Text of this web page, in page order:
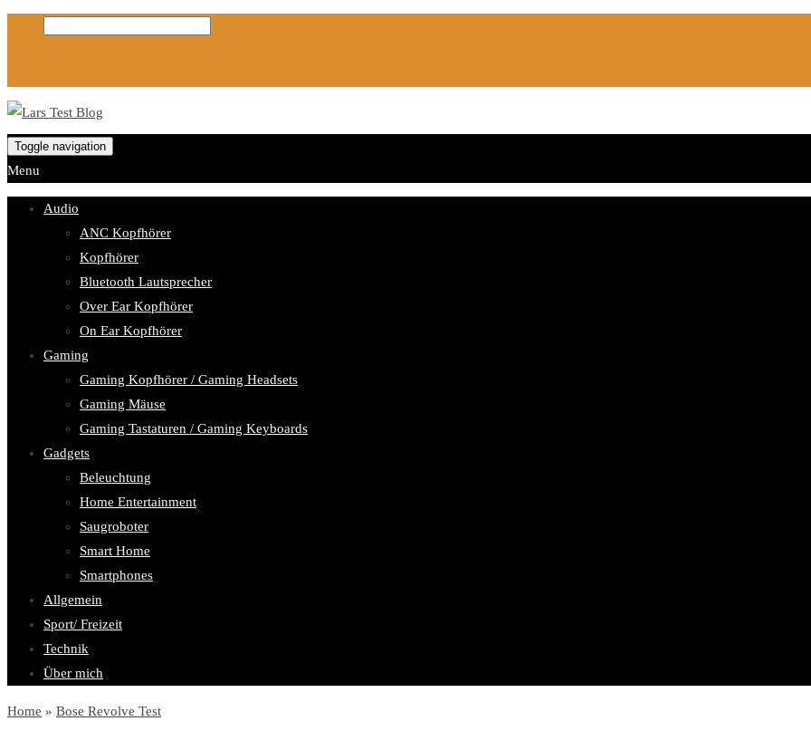
Toggle navigation
Menu
Audio
ANC Kopfhörer
Kopfhörer
Bluetooth Lautsprecher
Over Ear Kopfhörer
On Ear Kopfhörer
Gaming
Gaming Kopfhörer / Gaming Headsets
Gaming Mäuse
Gaming Tastaturen / Gaming Keyboards
Gadgets
Beleuchtung
Home Entertainment
Saugroboter
Smart Home
Smartphones
Allgemein
Sport/ Freizeit
Technik
Über mich
Home » Bose Revolve Test